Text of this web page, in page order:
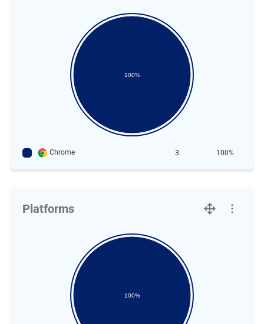
100%
Chrome 3 100%
Platforms
100%